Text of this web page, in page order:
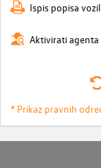
Ispis popisa
Aktivirati
* Prikaz pravnih